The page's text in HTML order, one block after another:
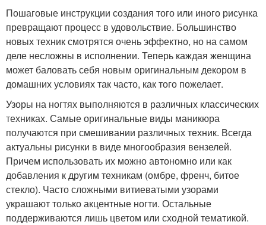
Пошаговые инструкции создания того или иного рисунка
превращают процесс в удовольствие. Большинство
новых техник смотрятся очень эффектно, но на самом
деле несложны в исполнении. Теперь каждая женщина
может баловать себя новым оригинальным декором в
домашних условиях так часто, как того пожелает.
Узоры на ногтях выполняются в различных классических
техниках. Самые оригинальные виды маникюра
получаются при смешивании различных техник. Всегда
актуальны рисунки в виде многообразия вензелей.
Причем использовать их можно автономно или как
добавления к другим техникам (омбре, френч, битое
стекло). Часто сложными витиеватыми узорами
украшают только акцентные ногти. Остальные
поддерживаются лишь цветом или сходной тематикой.